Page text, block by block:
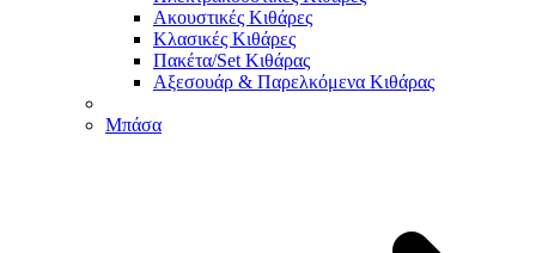
Ακουστικές Κιθάρες
Κλασικές Κιθάρες
Πακέτα/Set Κιθάρας
Αξεσουάρ & Παρελκόμενα Κιθάρας
Μπάσα